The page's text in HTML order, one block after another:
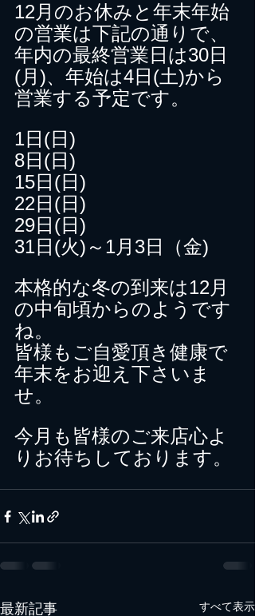
12月のお休みと年末年始
の営業は下記の通りで、
年内の最終営業日は30日
(月)、年始は4日(土)から
営業する予定です。
1日(日)
8日(日)
15日(日)
22日(日)
29日(日)
31日(火)～1月3日（金)
本格的な冬の到来は12月
の中旬頃からのようです
ね。
皆様もご自愛頂き健康で
年末をお迎え下さいま
せ。
今月も皆様のご来店心よ
りお待ちしております。
最新記事 すべて表示